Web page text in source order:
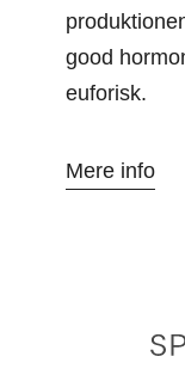
good
euforisk.
Mere info